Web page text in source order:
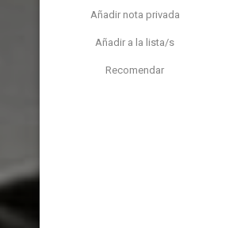
Añadir nota privada
Añadir a la lista/s
Recomendar